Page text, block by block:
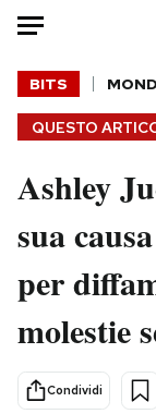
HOME
Italia
Mondo
Politica
Tecnologia
Scienza
Cultura
Economia
QUESTO
BITS
Ashley
sua
per
molestie
Condividi